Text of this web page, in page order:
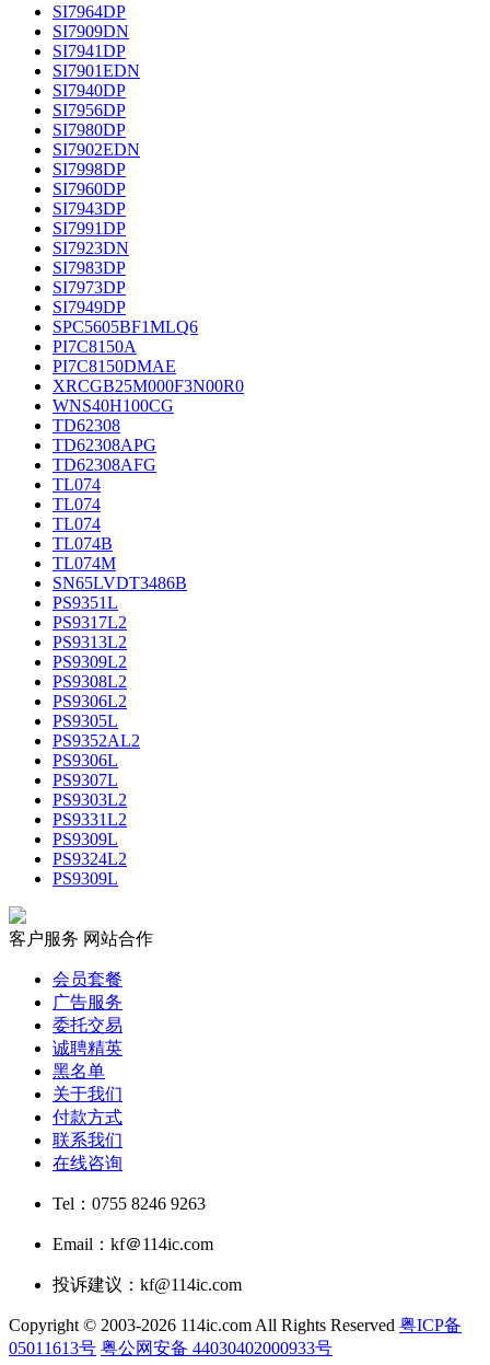
SI7964DP
SI7909DN
SI7941DP
SI7901EDN
SI7940DP
SI7956DP
SI7980DP
SI7902EDN
SI7998DP
SI7960DP
SI7943DP
SI7991DP
SI7923DN
SI7983DP
SI7973DP
SI7949DP
SPC5605BF1MLQ6
PI7C8150A
PI7C8150DMAE
XRCGB25M000F3N00R0
WNS40H100CG
TD62308
TD62308APG
TD62308AFG
TL074
TL074
TL074
TL074B
TL074M
SN65LVDT3486B
PS9351L
PS9317L2
PS9313L2
PS9309L2
PS9308L2
PS9306L2
PS9305L
PS9352AL2
PS9306L
PS9307L
PS9303L2
PS9331L2
PS9309L
PS9324L2
PS9309L
客户服务 网站合作
会员套餐
广告服务
委托交易
诚聘精英
黑名单
关于我们
付款方式
联系我们
在线咨询
Tel：0755 8246 9263
Email：kf＠114ic.com
投诉建议：kf@114ic.com
Copyright © 2003-2026 114ic.com All Rights Reserved 粤ICP备
05011613号 粤公网安备 44030402000933号